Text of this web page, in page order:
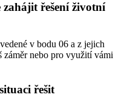
zahájit řešení životní
v bodu 06 a z jejich
záměr nebo pro využití vámi
řešit